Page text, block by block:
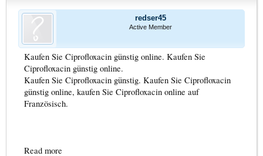
redser45
Active Member
Kaufen Sie Ciprofloxacin günstig online. Kaufen Sie
Ciprofloxacin günstig online.
Kaufen Sie Ciprofloxacin günstig. Kaufen Sie Ciprofloxacin
günstig online, kaufen Sie Ciprofloxacin online auf
Französisch.
Read more